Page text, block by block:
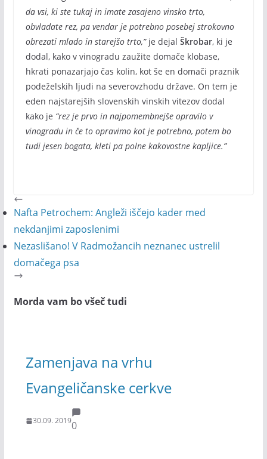
da vsi, ki ste tukaj in imate zasajeno vinsko trto,
obvladate rez, pa vendar je potrebno posebej strokovno
obrezati mlado in starejšo trto,”je dejal Škrobar, ki je
dodal, kako v vinogradu zaužite domače klobase,
hkrati ponazarjajo čas kolin, kot še en domači praznik
podeželskih ljudi na severovzhodu države. On tem je
eden najstarejših slovenskih vinskih vitezov dodal
kako je “rez je prvo in najpomembnejše opravilo v
vinogradu in če to opravimo kot je potrebno, potem bo
tudi jesen bogata, kleti pa polne kakovostne kapljice.”
Nafta Petrochem: Angleži iščejo kader med
nekdanjimi zaposlenimi
Nezaslišano! V Radmožancih neznanec ustrelil
domačega psa
Morda vam bo všeč tudi
Zamenjava na vrhu
Evangeličanske cerkve
30.09. 20190